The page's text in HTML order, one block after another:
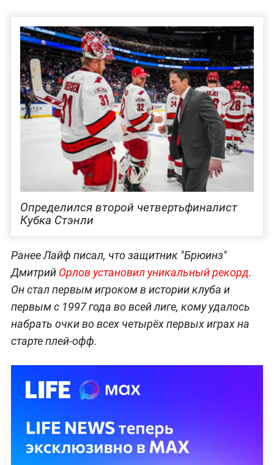
Определился второй четвертьфиналист
Кубка Стэнли
Ранее Лайф писал, что защитник "Брюинз"
Дмитрий Орлов установил уникальный рекорд.
Он стал первым игроком в истории клуба и
первым с 1997 года во всей лиге, кому удалось
набрать очки во всех четырёх первых играх на
старте плей-офф.